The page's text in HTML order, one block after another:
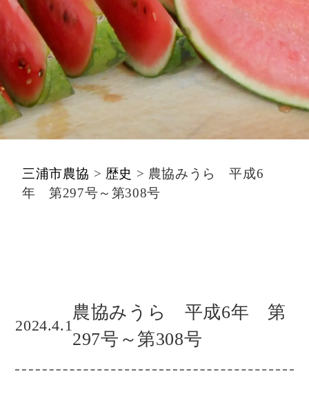
三浦市農協 > 歴史 > 農協みうら 平成6
年 第297号～第308号
2024.4.1
農協みうら 平成6年 第
297号～第308号